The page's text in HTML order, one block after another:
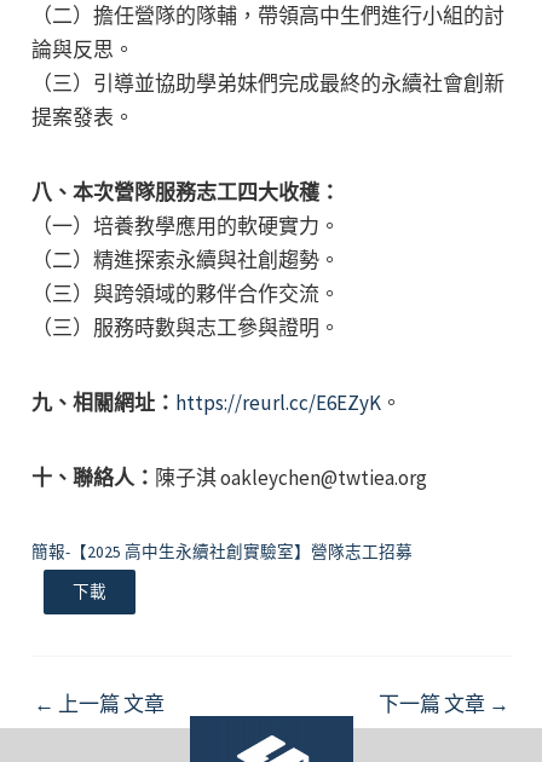
（二）擔任營隊的隊輔，帶領高中生們進行小組的討
論與反思。
（三）引導並協助學弟妹們完成最終的永續社會創新
提案發表。
八、本次營隊服務志工四大收穫：
（一）培養教學應用的軟硬實力。
（二）精進探索永續與社創趨勢。
（三）與跨領域的夥伴合作交流。
（三）服務時數與志工參與證明。
九、相關網址： https://reurl.cc/E6EZyK。
十、聯絡人： 陳子淇 oakleychen@twtiea.org
簡報-【2025 高中生永續社創實驗室】營隊志工招募
下載
Post
navigation
← 上一篇 文章 下一篇 文章 →